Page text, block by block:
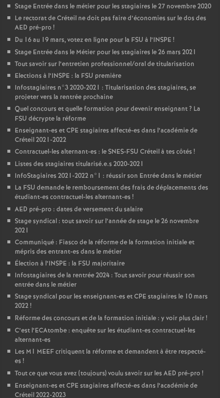
Stage Entrée dans le métier pour les stagiaires le 27 novembre 2020
Le rectorat de Créteil ne doit pas faire d’économies sur le dos des
AED pré-pro !
Du 16 au 19 mars, votez en ligne pour la FSU à l’INSPE !
Stage Entrée dans le Métier pour les stagiaires le 26 mars 2021
Tout savoir sur l’entretien professionnel/oral de titularisation
Elections à l’INSPE : la FSU première
Infostagiaires n°3 2020-2021 : Titularisation des stagiaires, se
projeter vers la rentrée prochaine
Quel concours et quelle formation pour devenir enseignant? La
FSU décrypte la réforme
Enseignant-es etCPE stagiaires affecté-es dans l’académie de
Créteil 2021-2022
Contractuel-les alternant-es : leSNES-FSU Créteil à tes côtés !
Listes des stagiaires titularisé.e.s 2020-2021
InfoStagiaires 2021-2022 n°1 : réussir son Entrée dans le métier
La FSU demande le remboursement des frais de déplacements des
étudiant-es contractuel-les alternant-es !
AED pré-pro : dates de versement du salaire
Stage syndical : tout savoir sur l’année de stage le 26 novembre
2021
Communiqué : Fiasco de la réforme de la formation initiale et
mépris des entrant-es dans le métier
Élection à l’INSPE : la FSU majoritaire
Infostagiaires de la rentrée 2024 : Tout savoir pour réussir son
entrée dans le métier
Stage syndical pour les enseignant-es etCPE stagiaires le 10 mars
2022!
Réforme des concours et de la formation initiale : y voir plus clair!
C’est l’ECAtombe : enquête sur les étudiant-es contractuel-les
alternant-es
Les M1 MEEFcritiquent la réforme et demandent à être respecté-
es !
Tout ce que vous avez (toujours) voulu savoir sur les AED pré-pro !
Enseignant-es etCPE stagiaires affecté-es dans l’académie de
Créteil 2022-2023